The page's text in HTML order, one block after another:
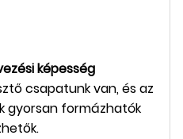
képesség
csapatunk van, és az
gyorsan formázhatók